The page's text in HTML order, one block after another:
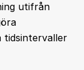
utifrån
tidsintervaller